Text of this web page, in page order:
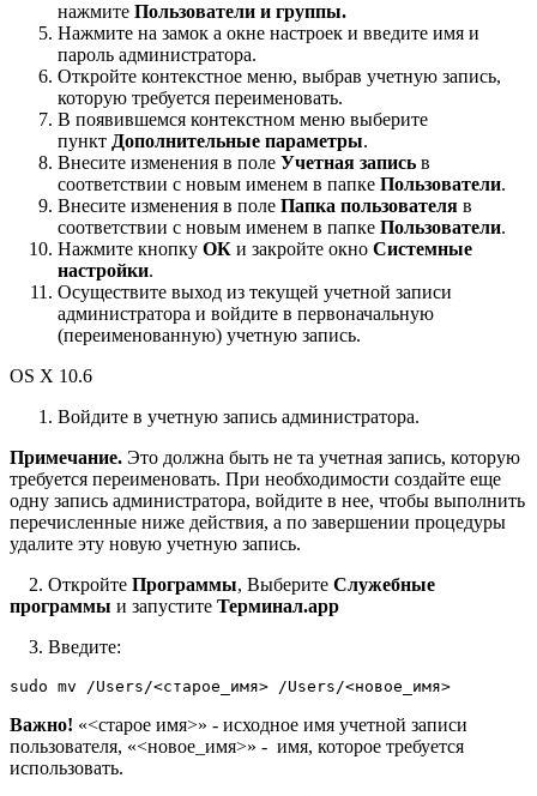
нажмите Пользователи и группы.
Нажмите на замок а окне настроек и введите имя и
пароль администратора.
Откройте контекстное меню, выбрав учетную запись,
которую требуется переименовать.
В появившемся контекстном меню выберите
пункт Дополнительные параметры.
Внесите изменения в поле Учетная запись в
соответствии с новым именем в папке Пользователи.
Внесите изменения в поле Папка пользователя в
соответствии с новым именем в папке Пользователи.
Нажмите кнопку ОК и закройте окно Системные
настройки.
Осуществите выход из текущей учетной записи
администратора и войдите в первоначальную
(переименованную) учетную запись.
OS X 10.6
Войдите в учетную запись администратора.
Примечание. Это должна быть не та учетная запись, которую
требуется переименовать. При необходимости создайте еще
одну запись администратора, войдите в нее, чтобы выполнить
перечисленные ниже действия, а по завершении процедуры
удалите эту новую учетную запись.
2. Откройте Программы, Выберите Служебные
программы и запустите Терминал.app
3. Введите:
sudo mv /Users/<старое_имя> /Users/<новое_имя>
Важно! «<старое имя>» - исходное имя учетной записи
пользователя, «<новое_имя>» - имя, которое требуется
использовать.